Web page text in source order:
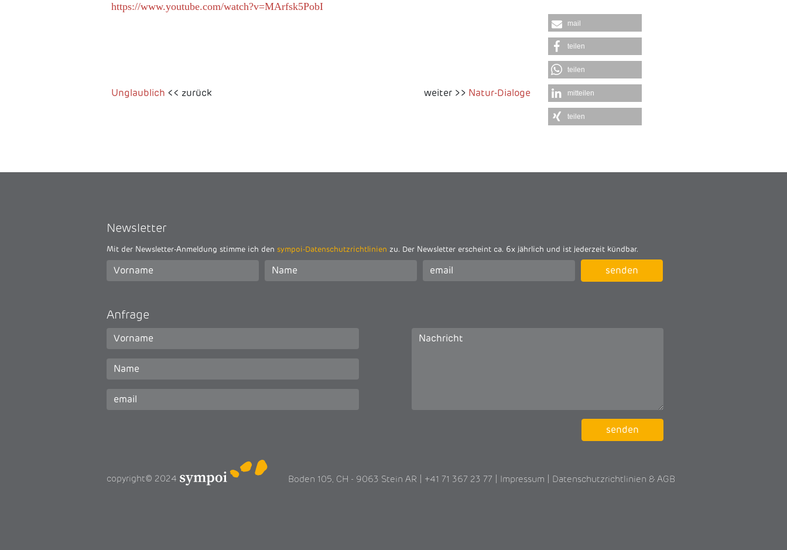
https://www.youtube.com/watch?v=MArfsk5PobI
Unglaublich << zurück weiter >> Natur-Dialoge
mail
teilen
teilen
mitteilen
teilen
Newsletter
Mit der Newsletter-Anmeldung stimme ich den sympoi-Datenschutzrichtlinien zu. Der Newsletter erscheint ca. 6x jährlich und ist jederzeit kündbar.
Anfrage
copyright© 2024 Boden 105, CH - 9063 Stein AR | +41 71 367 23 77 | Impressum Datenschutzrichtlinien & AGB